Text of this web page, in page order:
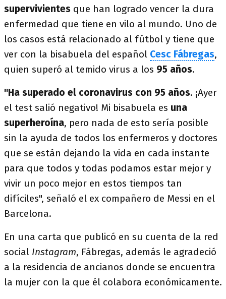
supervivientes que han logrado vencer la dura
enfermedad que tiene en vilo al mundo. Uno de
los casos está relacionado al fútbol y tiene que
ver con la bisabuela del español Cesc Fábregas,
quien superó al temido virus a los 95 años.
"Ha superado el coronavirus con 95 años. ¡Ayer
el test salió negativo! Mi bisabuela es una
superheroína, pero nada de esto sería posible
sin la ayuda de todos los enfermeros y doctores
que se están dejando la vida en cada instante
para que todos y todas podamos estar mejor y
vivir un poco mejor en estos tiempos tan
difíciles", señaló el ex compañero de Messi en el
Barcelona.
En una carta que publicó en su cuenta de la red
social Instagram, Fábregas, además le agradeció
a la residencia de ancianos donde se encuentra
la mujer con la que él colabora económicamente.